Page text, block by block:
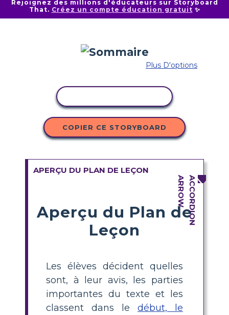
Rejoignez des millions d'éducateurs sur Storyboard
That. Créez un compte éducation gratuit ✨
Plus D'options
COPIER CE STORYBOARD
APERÇU DU PLAN DE LEÇON
Aperçu du Plan de
Leçon
Les élèves décident quelles
sont, à leur avis, les parties
importantes du texte et les
classent dans le début, le